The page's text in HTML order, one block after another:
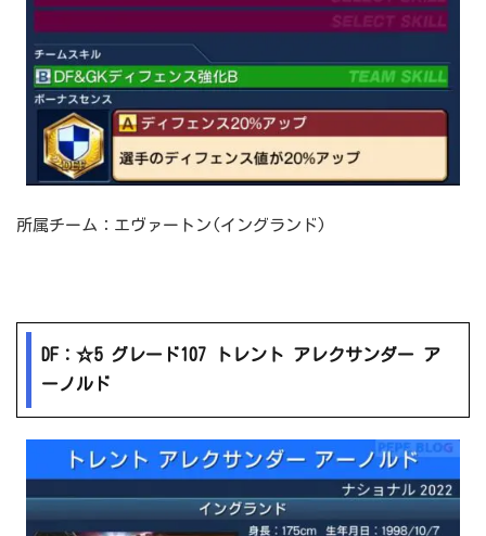
所属チーム：エヴァートン(イングランド)
DF：☆5 グレード107 トレント アレクサンダー ア
ーノルド